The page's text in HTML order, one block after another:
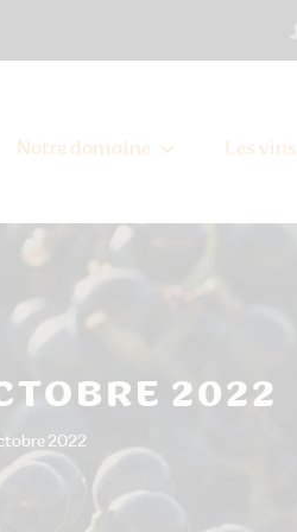
Notre domaine Les vins
2022
2022